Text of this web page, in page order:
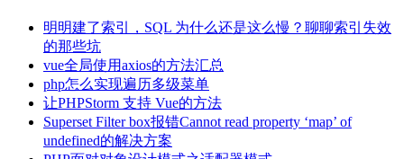
明明建了索引，SQL 为什么还是这么慢？聊聊索引失效
的那些坑
vue全局使用axios的方法汇总
php怎么实现遍历多级菜单
让PHPStorm 支持 Vue的方法
Superset Filter box报错Cannot read property ‘map’ of
undefined的解决方案